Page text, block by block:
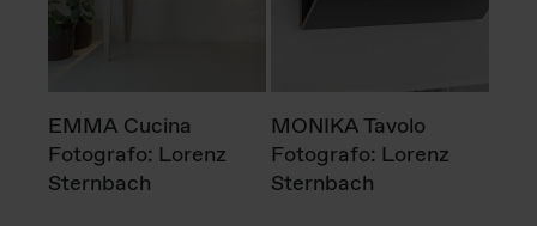
EMMA Cucina
Fotografo: Lorenz
Sternbach
MONIKA Tavolo
Fotografo: Lorenz
Sternbach